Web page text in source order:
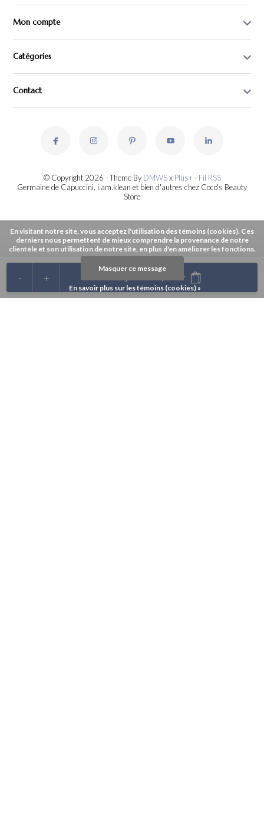
+
- Ajouter au panier
Mon compte
Catégories
Contact
© Copyright 2026 - Theme By DMWSx Plus+- Fil RSS
Germaine de Capuccini, i.am.klean et bien d'autres chez Coco's Beauty
Store
En visitant notre site, vous acceptez l'utilisation des témoins (cookies). Ces
derniers nous permettent de mieux comprendre la provenance de notre
clientèle et son utilisation de notre site, en plus d'en améliorer les fonctions.
Masquer ce message
En savoir plus sur les témoins (cookies) »